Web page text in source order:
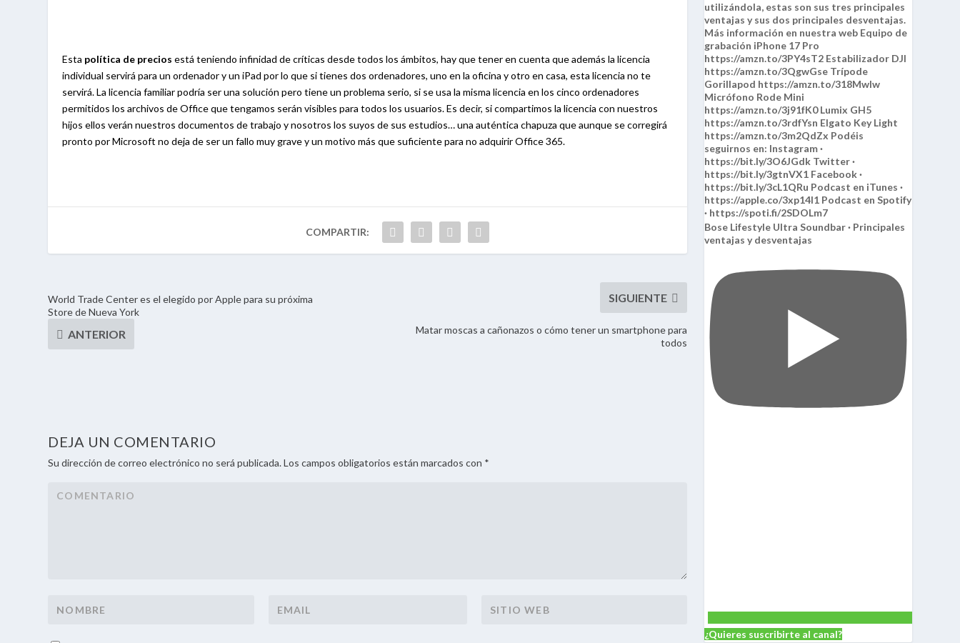
Esta política de precios está teniendo infinidad de críticas desde todos los ámbitos, hay que tener en cuenta que además la licencia
individual servirá para un ordenador y un iPad por lo que si tienes dos ordenadores, uno en la oficina y otro en casa, esta licencia no te
servirá. La licencia familiar podría ser una solución pero tiene un problema serio, si se usa la misma licencia en los cinco ordenadores
permitidos los archivos de Office que tengamos serán visibles para todos los usuarios. Es decir, si compartimos la licencia con nuestros
hijos ellos verán nuestros documentos de trabajo y nosotros los suyos de sus estudios… una auténtica chapuza que aunque se corregirá
pronto por Microsoft no deja de ser un fallo muy grave y un motivo más que suficiente para no adquirir Office 365.
World Trade Center es el elegido por Apple para su próxima
Store de Nueva York
Matar moscas a cañonazos o cómo tener un smartphone para
todos
DEJA UN COMENTARIO
Su dirección de correo electrónico no será publicada. Los campos obligatorios están marcados con *
Bose Lifestyle Ultra Soundbar · Principales
ventajas y desventajas
¿Quieres suscribirte al canal?